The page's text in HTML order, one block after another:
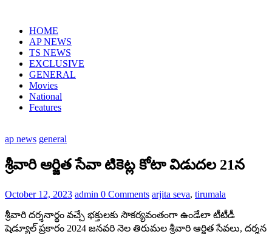
contentHOME
AP NEWS
TS NEWS
EXCLUSIVE
GENERAL
Movies
National
Features
ap news general
శ్రీవారి ఆర్జిత సేవా టికెట్ల కోటా విడుదల 21న
October 12, 2023 admin 0 Comments arjita seva, tirumala
శ్రీ‌వారి ద‌ర్శ‌నార్థం వ‌చ్చే భక్తులకు సౌకర్యవంతంగా ఉండేలా టీటీడీ
షెడ్యూల్ ప్రకారం 2024 జనవరి నెల‌ తిరుమల శ్రీవారి ఆర్జిత సేవలు, దర్శన